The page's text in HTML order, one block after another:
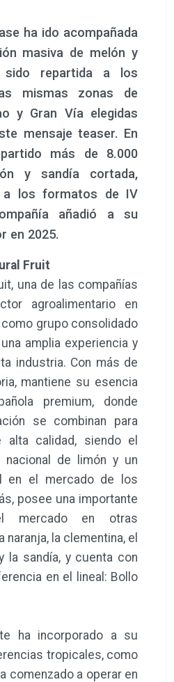
ha ido acompañada
masiva de melón y
sido repartida a los
mismas zonas de
y Gran Vía elegidas
mensaje teaser. En
más de 8.000
y sandía cortada,
a los formatos de IV
añadió a su
en 2025.
Fruit
una de las compañías
agroalimentario en
grupo consolidado
amplia experiencia y
industria. Con más de
mantiene su esencia
premium, donde
se combinan para
calidad, siendo el
nacional de limón y un
en el mercado de los
posee una importante
mercado en otras
la clementina, el
la sandía, y cuenta con
en el lineal: Bollo
ha incorporado a su
tropicales, como
comenzado a operar en